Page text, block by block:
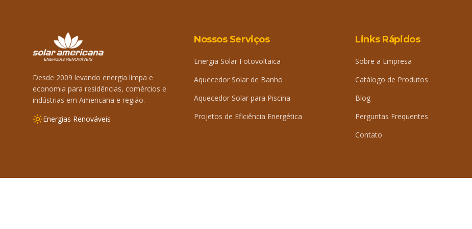
Desde 2009 levando energia limpa e
economia para residências, comércios e
indústrias em Americana e região.
Energias Renováveis
Nossos Serviços
Energia Solar Fotovoltaica
Aquecedor Solar de Banho
Aquecedor Solar para Piscina
Projetos de Eficiência Energética
Links Rápidos
Sobre a Empresa
Catálogo de Produtos
Blog
Perguntas Frequentes
Contato